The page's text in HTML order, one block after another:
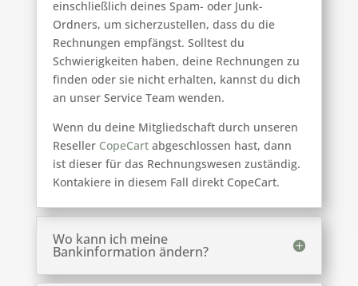
einschließlich deines Spam- oder Junk-
Ordners, um sicherzustellen, dass du die
Rechnungen empfängst. Solltest du
Schwierigkeiten haben, deine Rechnungen zu
finden oder sie nicht erhalten, kannst du dich
an unser Service Team wenden.
Wenn du deine Mitgliedschaft durch unseren
Reseller CopeCart abgeschlossen hast, dann
ist dieser für das Rechnungswesen zuständig.
Kontakiere in diesem Fall direkt CopeCart.
Wo kann ich meine
Bankinformation ändern?